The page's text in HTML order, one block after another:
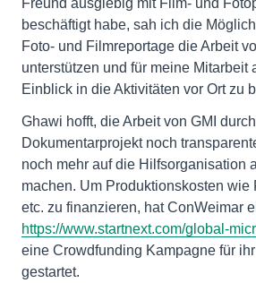
beschäftigt habe, sah ich die
Foto- und Filmreportage die Arbeit
unterstützen und für meine Mitarbeit
Einblick in die Aktivitäten vor Ort zu
Ghawi hofft, die Arbeit von GMI
Dokumentarprojekt noch
noch mehr auf die Hilfsorganisation
machen. Um Produktionskosten wie
etc. zu finanzieren, hat ConWeimar
https://www.startnext.com/global-
eine Crowdfunding Kampagne für
gestartet.